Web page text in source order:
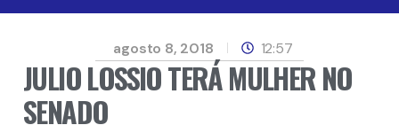
agosto 8, 2018 12:57
JULIO LOSSIO TERÁ MULHER NO
SENADO